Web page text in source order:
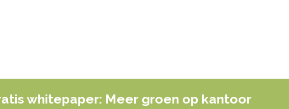
whitepaper: Meer groen op kantoor